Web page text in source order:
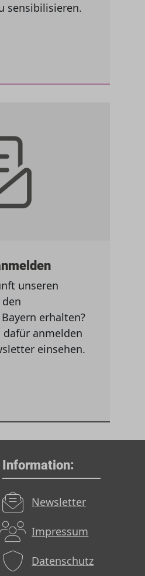
sensibilisieren.
unseren
erhalten?
dafür anmelden
einsehen.
Information:
Newsletter
Impressum
Datenschutz